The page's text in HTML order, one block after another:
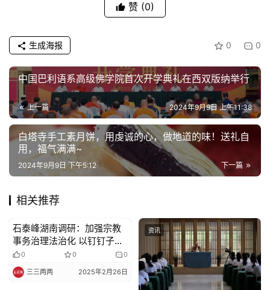
法
规
责
声
明
赞 (0)
0 0
生成海报
中国巴利语系高级佛学院首次开学典礼在西双版纳举行
上一篇 2024年9月9日 上午11:38
白塔寺手工素月饼，用虔诚的心，做地道的味！送礼自
用，福气满满~
下一篇
2024年9月9日 下午5:12
相关推荐
资讯
石泰峰湖南调研：加强宗教
事务治理法治化 以钉钉子精
神抓好统战工作各项任务落
地落实
0 0 0
三三两两 2025年2月26日
资讯